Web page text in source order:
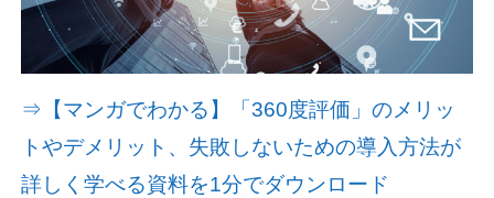
⇒【マンガでわかる】「360度評価」のメリッ
トやデメリット、失敗しないための導入方法が
詳しく学べる資料を1分でダウンロード